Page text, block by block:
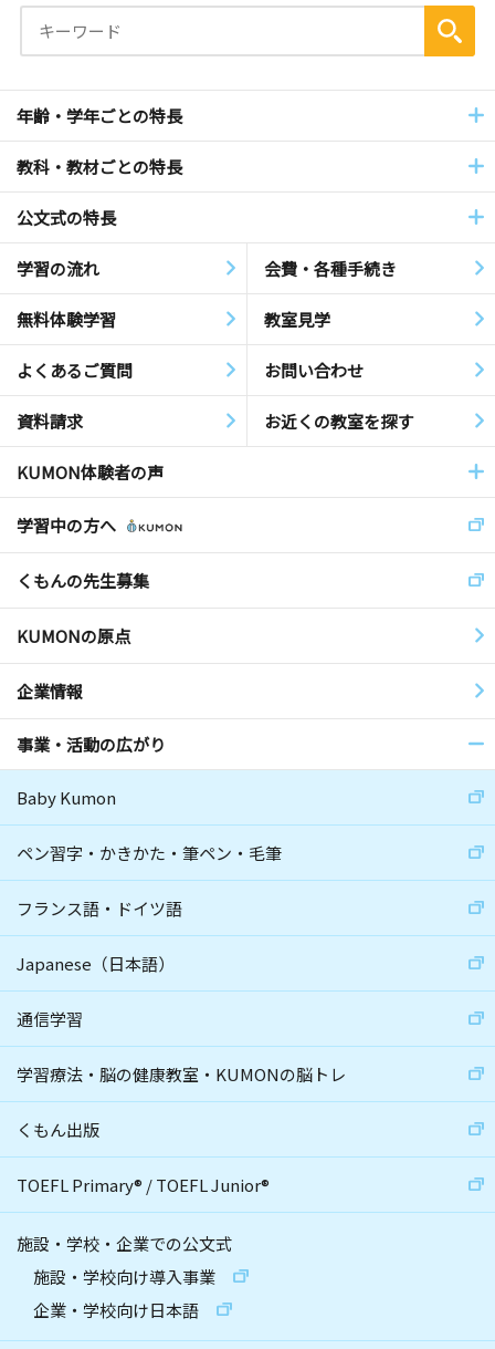
年齢・学年ごとの特長
教科・教材ごとの特長
公文式の特長
学習の流れ 会費・各種手続き
無料体験学習 教室見学
よくあるご質問 お問い合わせ
資料請求 お近くの教室を探す
KUMON体験者の声
学習中の方へ
くもんの先生募集
KUMONの原点
企業情報
事業・活動の広がり
Baby Kumon
ペン習字・かきかた・筆ペン・毛筆
フランス語・ドイツ語
Japanese（日本語）
通信学習
学習療法・脳の健康教室・KUMONの脳トレ
くもん出版
TOEFL Primary® /TOEFL Junior®
施設・学校・企業での公文式
施設・学校向け導入事業
企業・学校向け日本語